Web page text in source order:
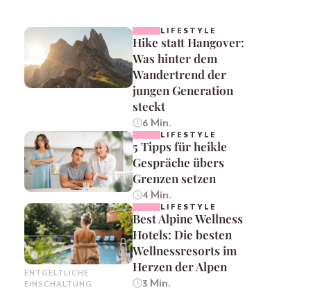
LIFESTYLE
Hike statt Hangover:
Was hinter dem
Wandertrend der
jungen Generation
steckt
6 Min.
LIFESTYLE
5 Tipps für heikle
Gespräche übers
Grenzen setzen
4 Min.
ENTGELTLICHE
EINSCHALTUNG
LIFESTYLE
Best Alpine Wellness
Hotels: Die besten
Wellnessresorts im
Herzen der Alpen
3 Min.